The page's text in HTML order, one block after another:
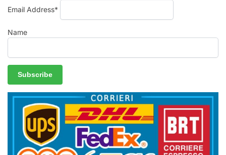
Email Address*
Name